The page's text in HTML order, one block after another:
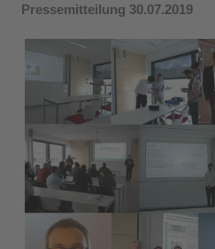
Pressemitteilung 30.07.2019